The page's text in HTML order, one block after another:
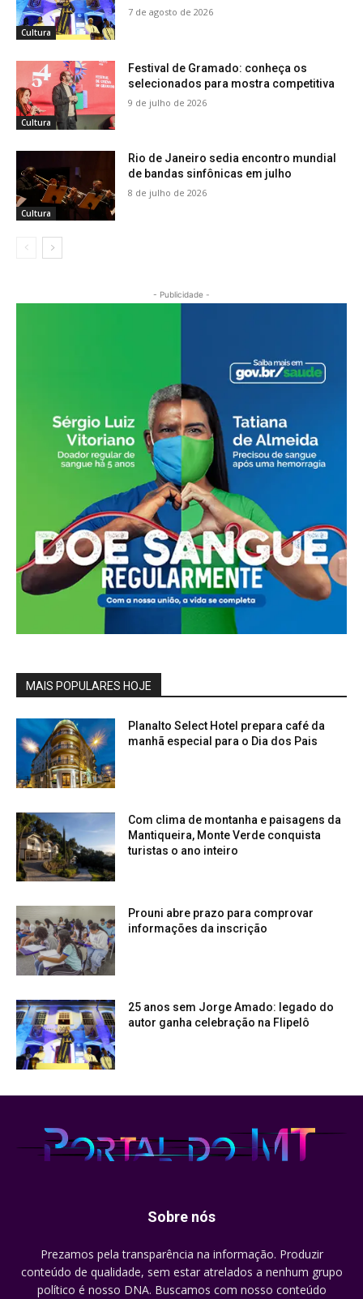
Cultura
7 de agosto de 2026
Cultura
Festival de Gramado: conheça os
selecionados para mostra competitiva
9 de julho de 2026
Cultura
Rio de Janeiro sedia encontro mundial
de bandas sinfônicas em julho
8 de julho de 2026
- Publicidade -
MAIS POPULARES HOJE
Planalto Select Hotel prepara café da
manhã especial para o Dia dos Pais
Com clima de montanha e paisagens da
Mantiqueira, Monte Verde conquista
turistas o ano inteiro
Prouni abre prazo para comprovar
informações da inscrição
25 anos sem Jorge Amado: legado do
autor ganha celebração na Flipelô
Sobre nós
Prezamos pela transparência na informação. Produzir
conteúdo de qualidade, sem estar atrelados a nenhum grupo
político é nosso DNA. Buscamos com nosso conteúdo